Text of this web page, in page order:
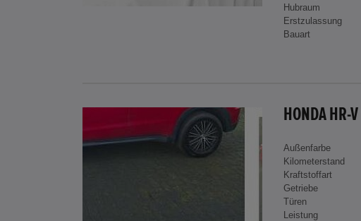
Hubraum
Erstzulassung
Bauart
HONDA HR-
Außenfarbe
Kilometerstand
Kraftstoffart
Getriebe
Türen
Leistung